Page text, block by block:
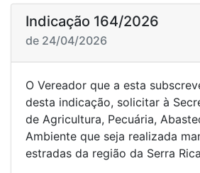
Indicação 164/2026
de 24/04/2026
O Vereador que a esta
desta indicação, solicitar à
de Agricultura, Pecuária,
Ambiente que seja realizada
estradas da região da Serra